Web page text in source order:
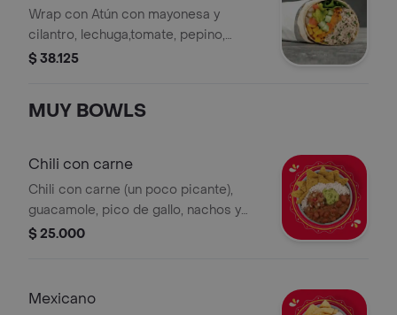
Wrap con Atún con mayonesa y
cilantro, lechuga,tomate, pepino,
zanahoria, pico de gallo, maíz y
elijas.
$ 38.125
MUY BOWLS
Chili con carne
Chili con carne (un poco picante),
guacamole, pico de gallo, nachos y
arroz blanco. *La bebida tiene un
$ 25.000
Mexicano